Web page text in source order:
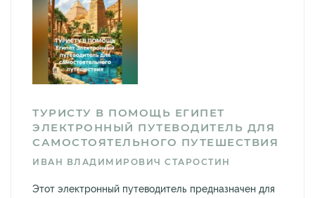
ТУРИСТУ В ПОМОЩЬ ЕГИПЕТ
ЭЛЕКТРОННЫЙ ПУТЕВОДИТЕЛЬ ДЛЯ
САМОСТОЯТЕЛЬНОГО ПУТЕШЕСТВИЯ
ИВАН ВЛАДИМИРОВИЧ СТАРОСТИН
Этот электронный путеводитель предназначен для